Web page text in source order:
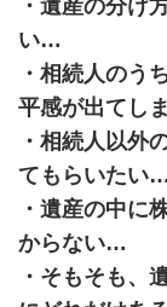
・遺産の分け
い…
・相続人のう
平感が出てし
・相続人以外
てもらいたい…
・遺産の中に
からない…
・そもそも、